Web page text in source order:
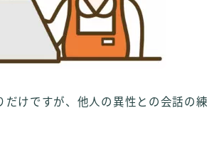
だけですが、他人の異性との会話の練